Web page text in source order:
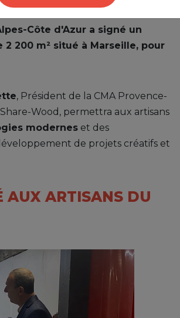
Côte d'Azur a signé un
200 m² situé à Marseille, pour
, Président de la CMA Provence-
Wood, permettra aux artisans
modernes et des
de projets créatifs et
AUX ARTISANS DU